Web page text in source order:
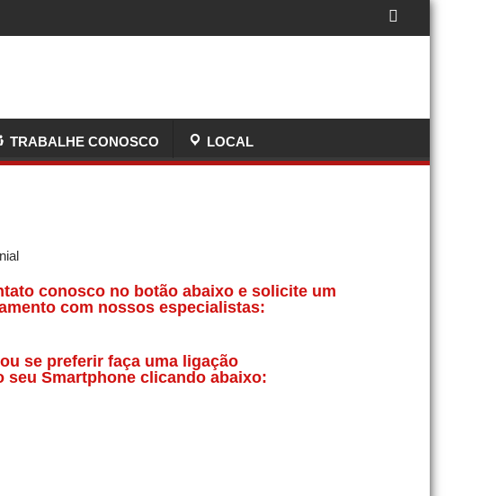
TRABALHE CONOSCO LOCAL
conosco no botão abaixo e solicite um
com nossos especialistas:
ou se preferir faça uma ligação
seu Smartphone clicando abaixo: